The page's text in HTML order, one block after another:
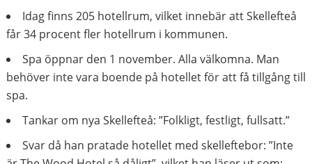
Idag finns 205 hotellrum, vilket innebär att Skellefteå
får 34 procent fler hotellrum i kommunen.
Spa öppnar den 1 november. Alla välkomna. Man
behöver inte vara boende på hotellet för att få tillgång till
spa.
Tankar om nya Skellefteå: ”Folkligt, festligt, fullsatt.”
Svar då han pratade hotellet med skelleftebor: ”Inte